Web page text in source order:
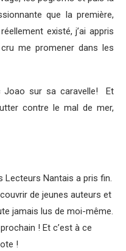
que la première,
existé, j’ai appris
me promener dans les
Joao sur sa caravelle! Et
contre le mal de mer,
Lecteurs Nantais a pris fin.
de jeunes auteurs et
jamais lus de moi-même.
! Et c’est à ce
!